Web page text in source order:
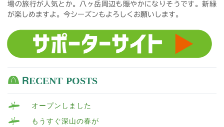
場の旅行が人気とか。八ヶ岳周辺も賑やかになりそうです。新緑
が楽しめますよ。今シーズンもよろしくお願いします。
RECENT POSTS
オープンしました
もうすぐ深山の春が